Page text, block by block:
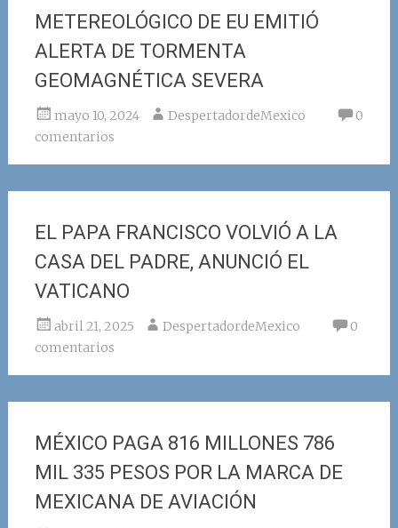
METEREOLÓGICO DE EU EMITIÓ
ALERTA DE TORMENTA
GEOMAGNÉTICA SEVERA
mayo 10, 2024 DespertadordeMexico
0
comentarios
EL PAPA FRANCISCO VOLVIÓ A LA
CASA DEL PADRE, ANUNCIÓ EL
VATICANO
abril 21, 2025 DespertadordeMexico
0
comentarios
MÉXICO PAGA 816 MILLONES 786
MIL 335 PESOS POR LA MARCA DE
MEXICANA DE AVIACIÓN